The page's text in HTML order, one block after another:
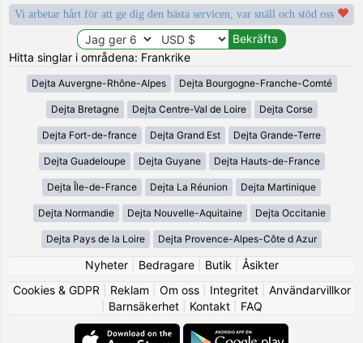
Vi arbetar hårt för att ge dig den bästa servicen, var snäll och stöd oss
Hitta singlar i områdena: Frankrike
Dejta Auvergne-Rhône-Alpes Dejta Bourgogne-Franche-Comté
Dejta Bretagne Dejta Centre-Val de Loire Dejta Corse
Dejta Fort-de-france Dejta Grand Est Dejta Grande-Terre
Dejta Guadeloupe Dejta Guyane Dejta Hauts-de-France
Dejta Île-de-France Dejta La Réunion Dejta Martinique
Dejta Normandie Dejta Nouvelle-Aquitaine Dejta Occitanie
Dejta Pays de la Loire Dejta Provence-Alpes-Côte d Azur
Nyheter| Bedragare| Butik
Åsikter
Cookies & GDPR
Reklam Om oss| Integritet| Användarvillkor
Barnsäkerhet| Kontakt| FAQ